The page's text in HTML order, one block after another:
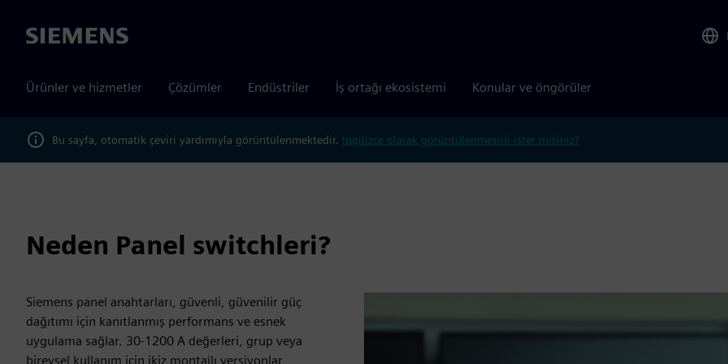
Siemens
Ürünler ve hizmetler Çözümler Endüstriler İş ortağı ekosistemi Konular ve öngörüler
Bu sayfa, otomatik çeviri yardımıyla görüntülenmektedir. İngilizce olarak görüntülenmesini ister misiniz?
Neden Panel switchleri?
Siemens panel anahtarları, güvenli, güvenilir güç
dağıtımı için kanıtlanmış performans ve esnek
uygulama sağlar. 30-1200 A değerleri, grup veya
bireysel kullanım için ikiz montajlı versiyonlar,